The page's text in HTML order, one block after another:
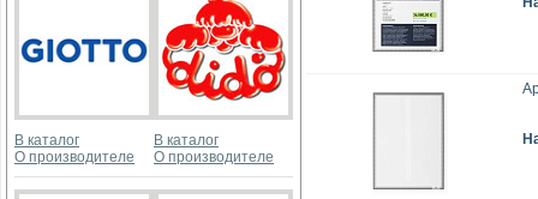
В каталог
О производителе
В каталог
О производителе